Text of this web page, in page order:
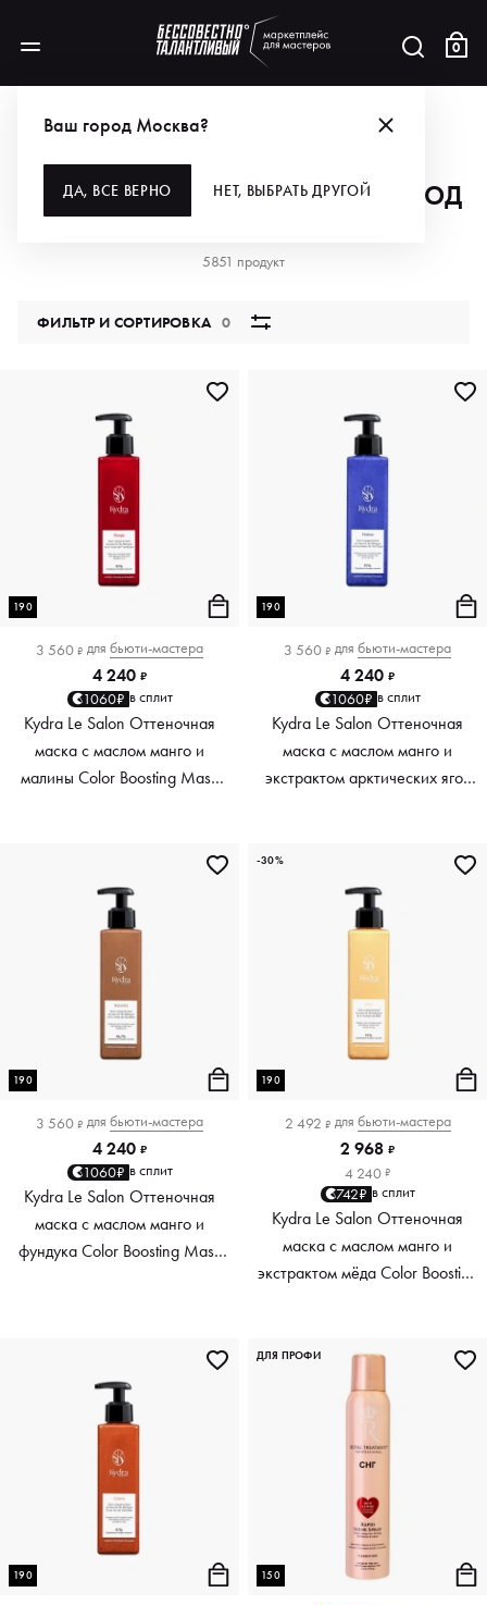
0
Ваш город Москва?
ДА, ВСЕ ВЕРНО НЕТ, ВЫБРАТЬ ДРУГОЙ
ПОКУПАЙ ДЛЯ СЕБЯ — ПРОМОКОД
5851 продукт
ФИЛЬТР И СОРТИРОВКА0
190
3 560 ₽ для бьюти-мастера
4 240 ₽
1060₽ в сплит
Kydra Le Salon Оттеночная
маска с маслом манго и
малины Color Boosting Mask
190
3 560 ₽ для бьюти-мастера
4 240 ₽
1060₽ в сплит
Kydra Le Salon Оттеночная
маска с маслом манго и
экстрактом арктических ягод
190
3 560 ₽ для бьюти-мастера
4 240 ₽
1060₽ в сплит
Kydra Le Salon Оттеночная
маска с маслом манго и
фундука Color Boosting Mask
190
2 492 ₽ для бьюти-мастера
2 968 ₽
4 240 ₽
742₽ в сплит
Kydra Le Salon Оттеночная
маска с маслом манго и
экстрактом мёда Color Boosting
-30%
190 150
ДЛЯ ПРОФИ